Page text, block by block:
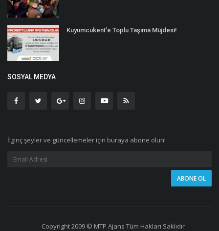
Kuyumcukent’e Toplu Taşıma Müjdesi!
SOSYAL MEDYA
İlginç şeyler ve güncellemeler için buraya abone olun!
Copyright 2009 © MTP Ajans Tüm Hakları Saklıdır